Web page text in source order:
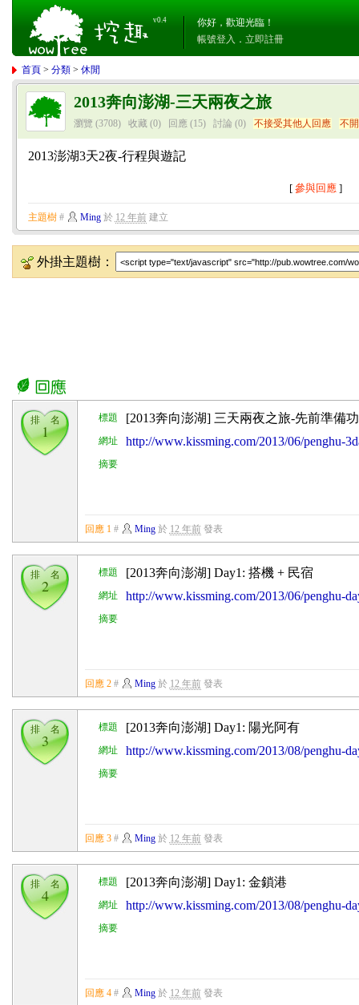
v0.4
你好，歡迎光臨！
帳號登入 ． 立即註冊
首頁 >分類 >休閒
2013奔向澎湖-三天兩夜之旅
瀏覽 (3708) 收藏 (0) 回應 (15) 討論 (0) 不接受其他人回應 不
2013澎湖3天2夜-行程與遊記
[ 參與回應]
主題樹 # Ming於 12 年前建立
外掛主題樹：
標題 [2013奔向澎湖] 三天兩夜之旅-先前準備
網址 http://www.kissming.com/2013/06/penghu-
摘要
排 名
1
回應 1 # Ming於 12 年前發表
標題 [2013奔向澎湖] Day1: 搭機 + 民宿
網址 http://www.kissming.com/2013/06/penghu-
摘要
排 名
2
回應 2 # Ming於 12 年前發表
標題 [2013奔向澎湖] Day1: 陽光阿有
網址 http://www.kissming.com/2013/08/penghu-
摘要
排 名
3
回應 3 # Ming於 12 年前發表
標題 [2013奔向澎湖] Day1: 金鎖港
網址 http://www.kissming.com/2013/08/penghu-
摘要
排 名
4
回應 4 # Ming於 12 年前發表